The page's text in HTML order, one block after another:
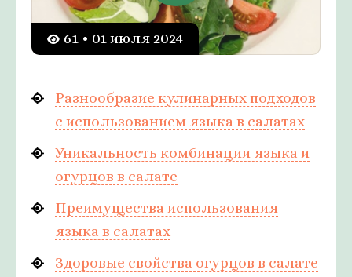
61 • 01 июля 2024
Разнообразие кулинарных подходов
с использованием языка в салатах
Уникальность комбинации языка и
огурцов в салате
Преимущества использования
языка в салатах
Здоровые свойства огурцов в салате